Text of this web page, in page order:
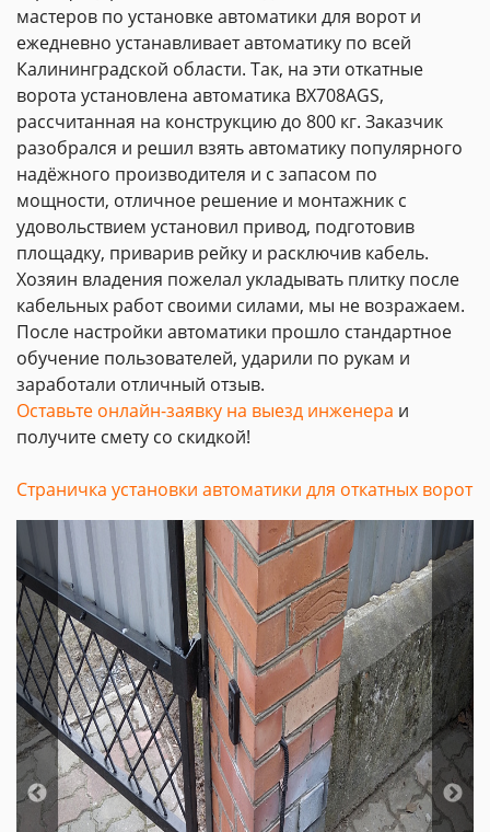
мастеров по установке автоматики для ворот и
ежедневно устанавливает автоматику по всей
Калининградской области. Так, на эти откатные
ворота установлена автоматика BX708AGS,
рассчитанная на конструкцию до 800 кг. Заказчик
разобрался и решил взять автоматику популярного
надёжного производителя и с запасом по
мощности, отличное решение и монтажник с
удовольствием установил привод, подготовив
площадку, приварив рейку и расключив кабель.
Хозяин владения пожелал укладывать плитку после
кабельных работ своими силами, мы не возражаем.
После настройки автоматики прошло стандартное
обучение пользователей, ударили по рукам и
заработали отличный отзыв.
Оставьте онлайн-заявку на выезд инженера и
получите смету со скидкой!
Страничка установки автоматики для откатных ворот